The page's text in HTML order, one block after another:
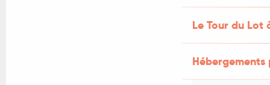
Le Tour du Lot